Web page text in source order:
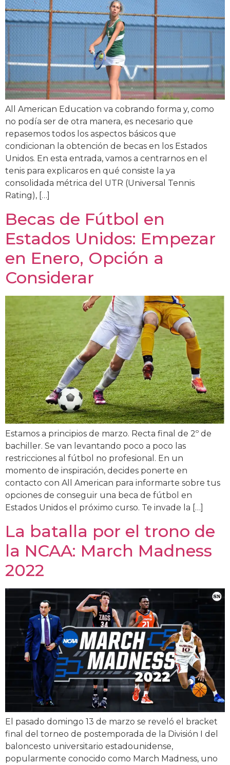
All American Education va cobrando forma y, como
no podía ser de otra manera, es necesario que
repasemos todos los aspectos básicos que
condicionan la obtención de becas en los Estados
Unidos. En esta entrada, vamos a centrarnos en el
tenis para explicaros en qué consiste la ya
consolidada métrica del UTR (Universal Tennis
Rating), […]
Becas de Fútbol en
Estados Unidos: Empezar
en Enero, Opción a
Considerar
Estamos a principios de marzo. Recta final de 2º de
bachiller. Se van levantando poco a poco las
restricciones al fútbol no profesional. En un
momento de inspiración, decides ponerte en
contacto con All American para informarte sobre tus
opciones de conseguir una beca de fútbol en
Estados Unidos el próximo curso. Te invade la […]
La batalla por el trono de
la NCAA: March Madness
2022
El pasado domingo 13 de marzo se reveló el bracket
final del torneo de postemporada de la División I del
baloncesto universitario estadounidense,
popularmente conocido como March Madness, uno